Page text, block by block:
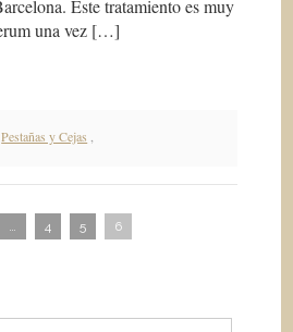
Este tratamiento es muy
una vez […]
Pestañas y Cejas ,
4 5 6